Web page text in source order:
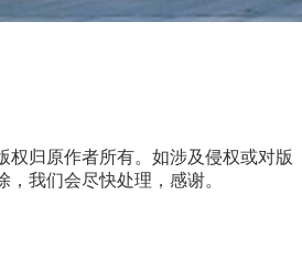
权归原作者所有。如涉及侵权或对版
我们会尽快处理，感谢。